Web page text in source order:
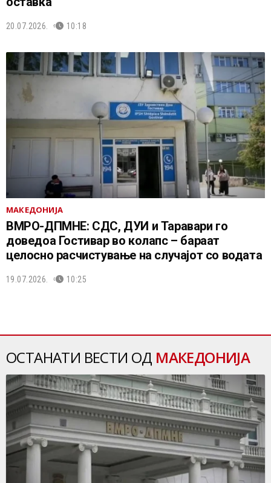
20.07.2026. 10:18
МАКЕДОНИЈА
ВМРО-ДПМНЕ: СДС, ДУИ и Таравари го
доведоа Гостивар во колапс – бараат
целосно расчистување на случајот со водата
19.07.2026. 10:25
ОСТАНАТИ ВЕСТИ ОД МАКЕДОНИЈА